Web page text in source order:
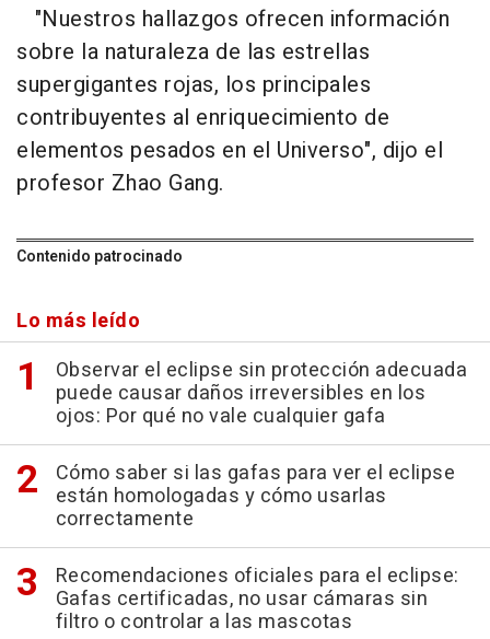
"Nuestros hallazgos ofrecen información
sobre la naturaleza de las estrellas
supergigantes rojas, los principales
contribuyentes al enriquecimiento de
elementos pesados en el Universo", dijo el
profesor Zhao Gang.
Contenido patrocinado
Lo más leído
Observar el eclipse sin protección adecuada
puede causar daños irreversibles en los
ojos: Por qué no vale cualquier gafa
Cómo saber si las gafas para ver el eclipse
están homologadas y cómo usarlas
correctamente
Recomendaciones oficiales para el eclipse:
Gafas certificadas, no usar cámaras sin
filtro o controlar a las mascotas